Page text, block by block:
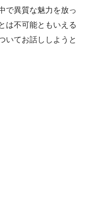
で異質な魅力を放っ
は不可能ともいえる
いてお話ししようと